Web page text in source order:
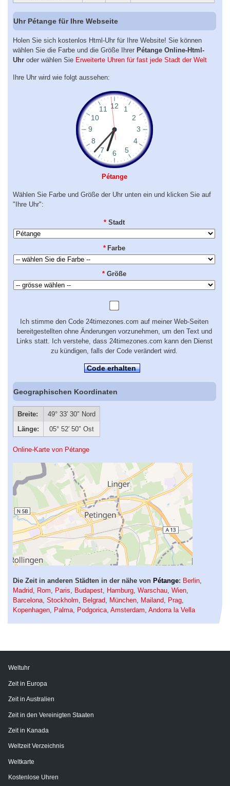
Uhr Pétange für Ihre Webseite
Holen Sie sich kostenlos Html-Uhr für Ihre Website! Sie können
wählen Sie die Farbe und die Größe Ihrer Pétange Online-Html-
Uhr oder wählen Sie Erweiterte Uhren für fast jede Stadt der Welt
Ihre Uhr wird wie folgt aussehen:
Pétange
Wählen Sie Farbe und Größe der Uhr unten ein und klicken Sie auf
"Ihre Uhr":
* Stadt
* Farbe
* Größe
Ich stimme den Code 24timezones.com auf meiner Web-Seiten
bereitgestellten ohne Änderungen vorzunehmen, um den Text und
Links statt. Ich verstehe, dass 24timezones.com kann den Dienst
zu kündigen, falls der Code verändert wird.
Code erhalten
Geographischen Koordinaten
Breite:
49° 33′ 30″ Nord
Länge:
05° 52′ 50″ Ost
Online-Karte von Pétange
Die Zeit in anderen Städten in der nähe von Pétange: Berlin
Madrid
Rom Paris Budapest Hamburg Warschau Wien
Barcelona Stockholm Belgrad München Mailand Prag
Kopenhagen
Palma Podgorica Amsterdam Andorra la Vella
Weltuhr
Zeit in Europa
Zeit in Australien
Zeit in den Vereinigten Staaten
Zeit in Kanada
Weltzeit Verzeichnis
Weltkarte
Kostenlose Uhren